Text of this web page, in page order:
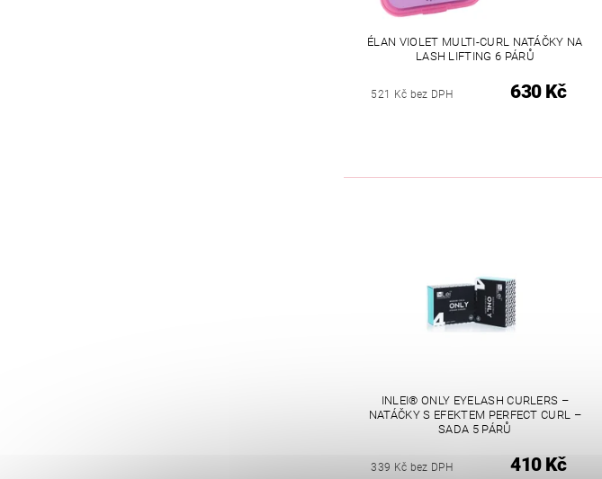
ÉLAN VIOLET MULTI-CURL NATÁČKY NA
LASH LIFTING 6 PÁRŮ
521 Kč bez DPH 630 Kč
INLEI® ONLY EYELASH CURLERS –
NATÁČKY S EFEKTEM PERFECT CURL –
SADA 5 PÁRŮ
339 Kč bez DPH 410 Kč